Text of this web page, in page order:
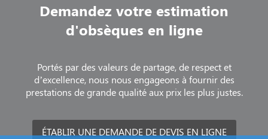
Demandez votre estimation
d'obsèques en ligne
Portés par des valeurs de partage, de respect et
d’excellence, nous nous engageons à fournir des
prestations de grande qualité aux prix les plus justes.
ÉTABLIR UNE DEMANDE DE DEVIS EN LIGNE